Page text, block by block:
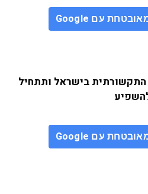
עם Google
בישראל ותתחיל
עם Google